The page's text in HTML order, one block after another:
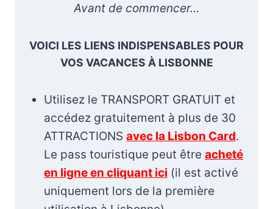
Avant de commencer…
VOICI LES LIENS INDISPENSABLES POUR
VOS VACANCES À LISBONNE
Utilisez le TRANSPORT GRATUIT et
accédez gratuitement à plus de 30
ATTRACTIONS avec la Lisbon Card.
Le pass touristique peut être acheté
en ligne en cliquant ici (il est activé
uniquement lors de la première